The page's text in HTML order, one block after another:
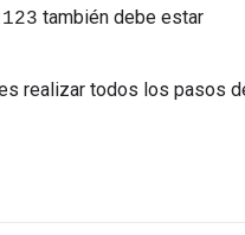
también debe estar
realizar todos los pasos